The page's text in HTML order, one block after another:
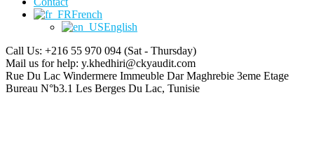
French
English
Call Us: +216 55 970 094 (Sat - Thursday)
Mail us for help: y.khedhiri@ckyaudit.com
Rue Du Lac Windermere Immeuble Dar Maghrebie 3eme Etage
Bureau N°b3.1 Les Berges Du Lac, Tunisie